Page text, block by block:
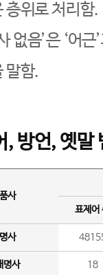
층위로 처리함.
없음’은 ‘어
말함.
, 방언, 옛말
품사
표제어
명사
명사 18